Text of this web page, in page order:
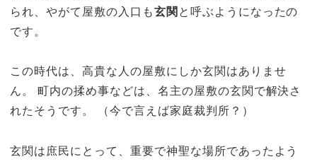
られ、やがて屋敷の入口も玄関 と呼ぶようになったの
です。
この時代は、高貴な人の屋敷にしか玄関はありませ
ん。 町内の揉め事などは、名主の屋敷の玄関で解決さ
れたそうです。 （今で言えば家庭裁判所？）
玄関は庶民にとって、重要で神聖な場所であったよう